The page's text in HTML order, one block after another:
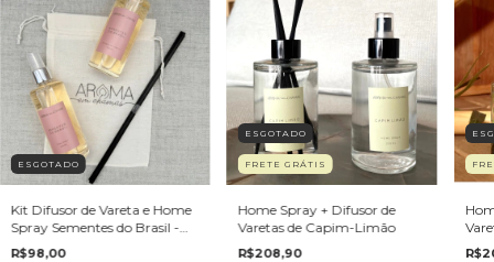
ESGOTADO
Kit Difusor de Vareta e Home
Spray Sementes do Brasil -
120 ml
R$98,00
ESGOTADO
FRETE GRÁTIS
Home Spray + Difusor de
Varetas de Capim-Limão
R$208,90